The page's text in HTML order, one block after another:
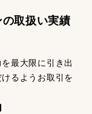
取扱い実績
最大限に引き出
るようお取引を